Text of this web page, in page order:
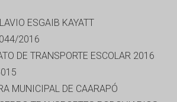
ESGAIB KAYATT
2016
DE TRANSPORTE ESCOLAR 2016
MUNICIPAL DE CAARAPÓ